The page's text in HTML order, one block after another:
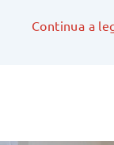
Continua a